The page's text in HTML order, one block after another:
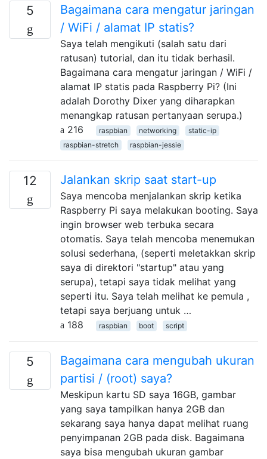
5
Bagaimana cara mengatur jaringan
/ WiFi / alamat IP statis?
Saya telah mengikuti (salah satu dari
ratusan) tutorial, dan itu tidak berhasil.
Bagaimana cara mengatur jaringan / WiFi /
alamat IP statis pada Raspberry Pi? (Ini
adalah Dorothy Dixer yang diharapkan
menangkap ratusan pertanyaan serupa.)
216
raspbian networking
static-ip
raspbian-stretch
raspbian-jessie
12 Jalankan skrip saat start-up
Saya mencoba menjalankan skrip ketika
Raspberry Pi saya melakukan booting. Saya
ingin browser web terbuka secara
otomatis. Saya telah mencoba menemukan
solusi sederhana, (seperti meletakkan skrip
saya di direktori "startup" atau yang
serupa), tetapi saya tidak melihat yang
seperti itu. Saya telah melihat ke pemula ,
tetapi saya berjuang untuk …
188
raspbian boot script
5
Bagaimana cara mengubah ukuran
partisi / (root) saya?
Meskipun kartu SD saya 16GB, gambar
yang saya tampilkan hanya 2GB dan
sekarang saya hanya dapat melihat ruang
penyimpanan 2GB pada disk. Bagaimana
saya bisa mengubah ukuran gambar